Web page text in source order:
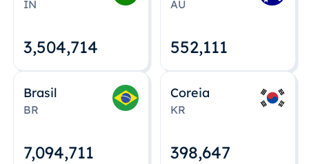
IN
3,504,715
AU
552,112
Brasil
BR
7,094,712
Coreia
KR
398,648